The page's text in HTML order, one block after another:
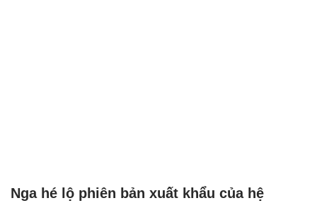
Nga hé lộ phiên bản xuất khẩu của hệ